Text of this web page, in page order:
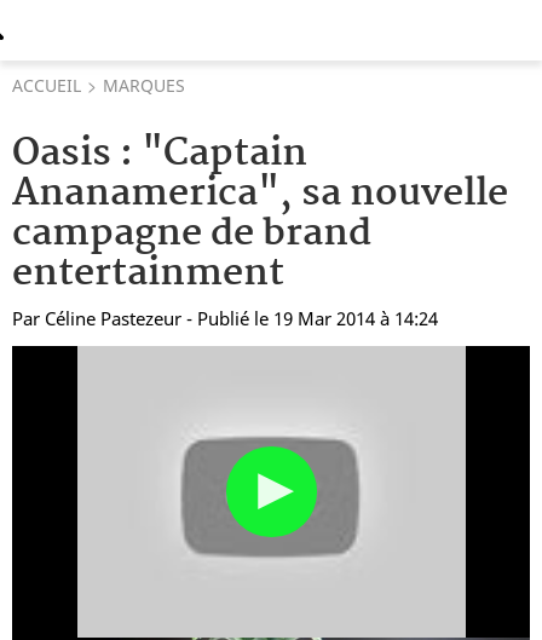
ACCUEIL MARQUES
Oasis : "Captain
Ananamerica", sa nouvelle
campagne de brand
entertainment
Par Céline Pastezeur - Publié le 19 Mar 2014 à 14:24